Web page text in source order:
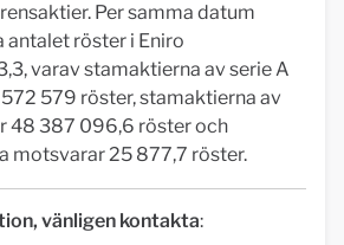
Per samma datum
röster i Eniro
varav stamaktierna av serie A
579 röster, stamaktierna av
48 387 096,6 röster och
motsvarar 25 877,7 röster.
vänligen kontakta: